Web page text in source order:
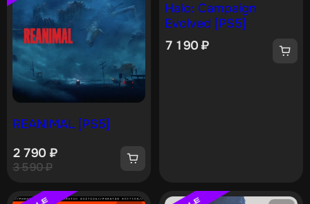
REANIMAL [PS5]
3 590₽
2 790 ₽
Halo: Campaign
Evolved [PS5]
7 190₽